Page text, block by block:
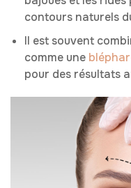
contours naturels
Il est souvent
comme une
pour des résultats